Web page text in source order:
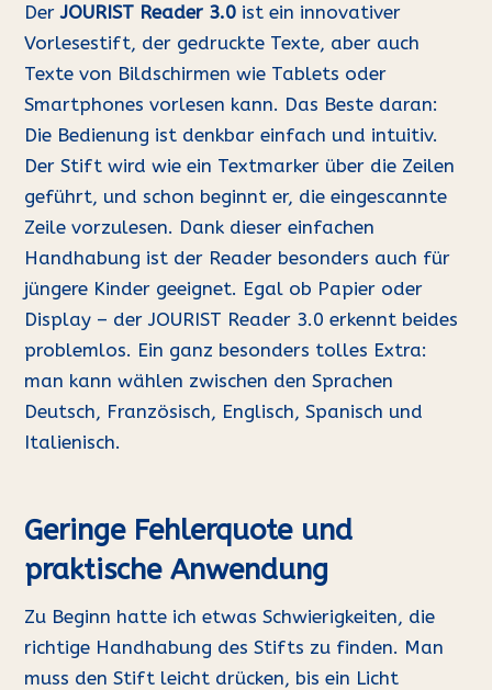
DerJOURIST Reader 3.0 ist ein innovativer
Vorlesestift, der gedruckte Texte, aber auch
Texte von Bildschirmen wie Tablets oder
Smartphones vorlesen kann. Das Beste daran:
Die Bedienung ist denkbar einfach und intuitiv.
Der Stift wird wie ein Textmarker über die Zeilen
geführt, und schon beginnt er, die eingescannte
Zeile vorzulesen. Dank dieser einfachen
Handhabung ist der Reader besonders auch für
jüngere Kinder geeignet. Egal ob Papier oder
Display – der JOURIST Reader 3.0 erkennt beides
problemlos. Ein ganz besonders tolles Extra:
man kann wählen zwischen den Sprachen
Deutsch, Französisch, Englisch, Spanisch und
Italienisch.
Geringe Fehlerquote und
praktische Anwendung
Zu Beginn hatte ich etwas Schwierigkeiten, die
richtige Handhabung des Stifts zu finden. Man
muss den Stift leicht drücken, bis ein Licht